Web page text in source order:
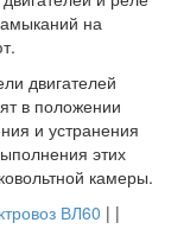
на
двигателей
в положении
и устранения
этих
камеры.
ВЛ60 | |